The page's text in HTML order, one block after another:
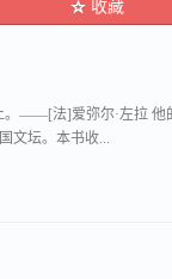
收藏
。——[法]爱弥尔·左拉
文坛。本书收...